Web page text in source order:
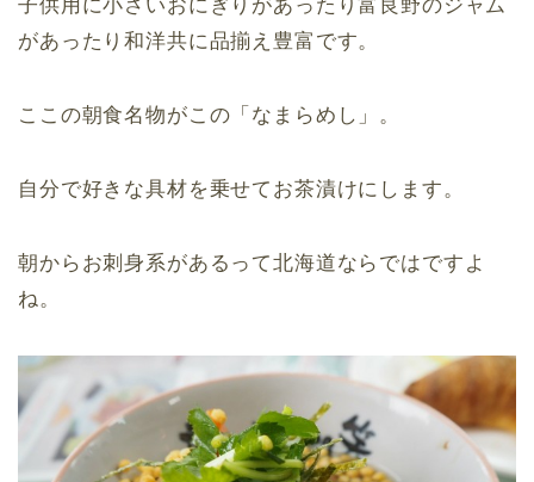
子供用に小さいおにぎりがあったり富良野のジャム
があったり和洋共に品揃え豊富です。
ここの朝食名物がこの「なまらめし」。
自分で好きな具材を乗せてお茶漬けにします。
朝からお刺身系があるって北海道ならではですよ
ね。